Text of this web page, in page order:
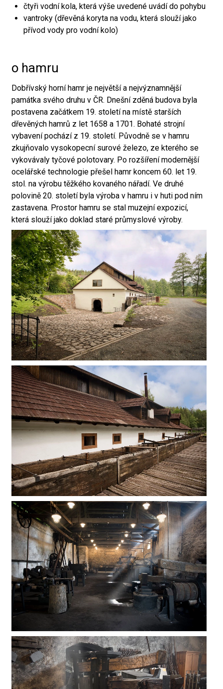
čtyři vodní kola, která výše uvedené uvádí do pohybu
vantroky (dřevěná koryta na vodu, která slouží jako
přívod vody pro vodní kolo)
o hamru
Dobřívský horní hamr je největší a nejvýznamnější
památka svého druhu v ČR. Dnešní zděná budova byla
postavena začátkem 19. století na místě starších
dřevěných hamrů z let 1658 a 1701. Bohaté strojní
vybavení pochází z 19. století. Původně se v hamru
zkujňovalo vysokopecní surové železo, ze kterého se
vykovávaly tyčové polotovary. Po rozšíření modernější
ocelářské technologie přešel hamr koncem 60. let 19.
stol. na výrobu těžkého kovaného nářadí. Ve druhé
polovině 20. století byla výroba v hamru i v huti pod ním
zastavena. Prostor hamru se stal muzejní expozicí,
která slouží jako doklad staré průmyslové výroby.